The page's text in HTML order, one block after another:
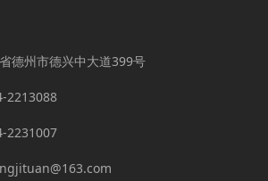
德州市德兴中大道399号
2213088
2231007